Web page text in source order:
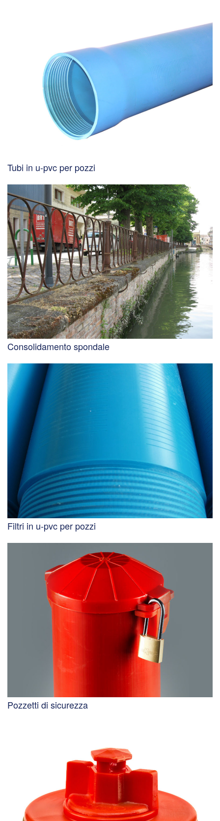
Tubi in u-pvc per pozzi
Consolidamento spondale
Filtri in u-pvc per pozzi
Pozzetti di sicurezza